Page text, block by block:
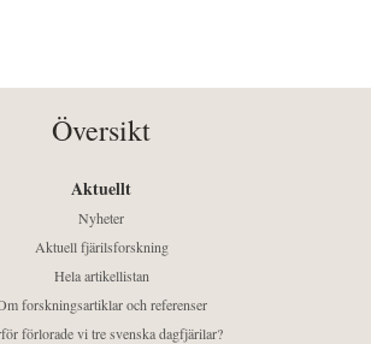
Översikt
Aktuellt
Nyheter
Aktuell fjärilsforskning
Hela artikellistan
forskningsartiklar och referenser
förlorade vi tre svenska dagfjärilar?